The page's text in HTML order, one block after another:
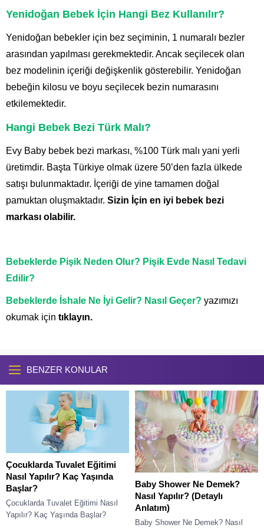
Yenidoğan Bebek İçin Hangi Bez Kullanılır?
Yenidoğan bebekler için bez seçiminin, 1 numaralı bezler
arasından yapılması gerekmektedir. Ancak seçilecek olan
bez modelinin içeriği değişkenlik gösterebilir. Yenidoğan
bebeğin kilosu ve boyu seçilecek bezin numarasını
etkilemektedir.
Hangi Bebek Bezi Türk Malı?
Evy Baby bebek bezi markası, %100 Türk malı yani yerli
üretimdir. Başta Türkiye olmak üzere 50’den fazla ülkede
satışı bulunmaktadır. İçeriği de yine tamamen doğal
pamuktan oluşmaktadır. Sizin İçin en iyi bebek bezi
markası olabilir.
Bebeklerde Pişik Neden Olur? Pişik Evde Nasıl Tedavi
Edilir?
Bebeklerde İshale Ne İyi Gelir? Nasıl Geçer? yazımızı
okumak için tıklayın.
BENZER KONULAR
Çocuklarda Tuvalet Eğitimi
Nasıl Yapılır? Kaç Yaşında
Başlar?
Çocuklarda Tuvalet Eğitimi Nasıl
Yapılır? Kaç Yaşında Başlar?
Baby Shower Ne Demek?
Nasıl Yapılır? (Detaylı
Anlatım)
Baby Shower Ne Demek? Nasıl